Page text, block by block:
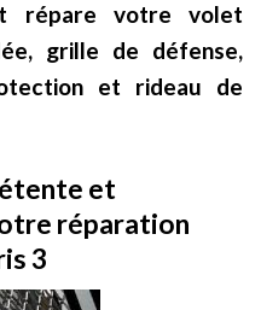
répare votre volet
grille de défense,
et rideau de
et
réparation
3